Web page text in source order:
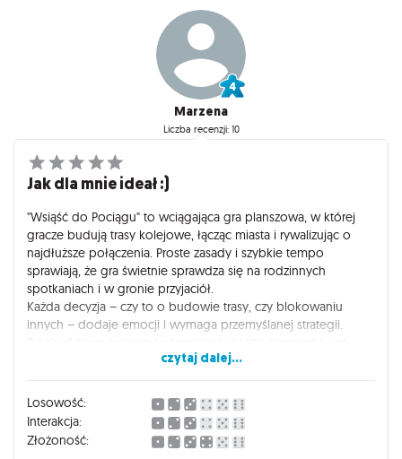
Marzena
Liczba recenzji: 10
Jak dla mnie ideał :)
"Wsiąść do Pociągu" to wciągająca gra planszowa, w której
gracze budują trasy kolejowe, łącząc miasta i rywalizując o
najdłuższe połączenia. Proste zasady i szybkie tempo
sprawiają, że gra świetnie sprawdza się na rodzinnych
spotkaniach i w gronie przyjaciół.
Każda decyzja – czy to o budowie trasy, czy blokowaniu
innych – dodaje emocji i wymaga przemyślanej strategii.
inna. "Wsiąść do Pociągu" to idealny wybór na wieczór pełen
rywalizacji i świetnej zabawy!
czytaj dalej...
Losowość:
Interakcja:
Złożoność: